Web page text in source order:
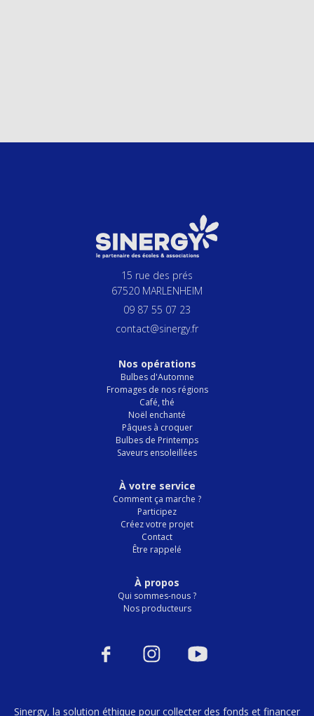
15 rue des prés
67520 MARLENHEIM
09 87 55 07 23
contact@sinergy.fr
Nos opérations
Bulbes d'Automne
Fromages de nos régions
Café, thé
Noël enchanté
Pâques à croquer
Bulbes de Printemps
Saveurs ensoleillées
À votre service
Comment ça marche ?
Participez
Créez votre projet
Contact
Être rappelé
À propos
Qui sommes-nous ?
Nos producteurs
Sinergy, la solution éthique pour collecter des fonds et financer